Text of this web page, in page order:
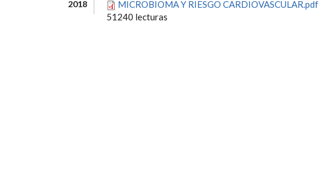
2018
MICROBIOMA Y RIESGO CARDIOVASCULAR.pdf
51240 lecturas